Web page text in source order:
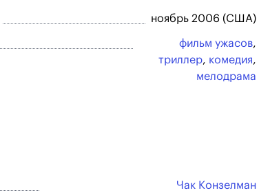
ноябрь 2006 (США)
фильм ужасов,
триллер, комедия,
мелодрама
Чак Конзелман